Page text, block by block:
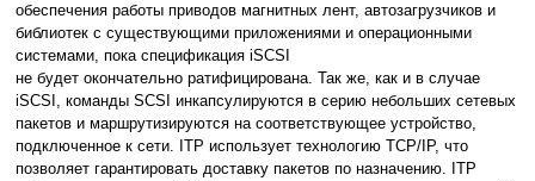
обеспечения работы приводов магнитных лент, автозагрузчиков и
библиотек с существующими приложениями и операционными
системами, пока спецификация iSCSI
не будет окончательно ратифицирована. Так же, как и в случае
iSCSI, команды SCSI инкапсулируются в серию небольших сетевых
пакетов и маршрутизируются на соответствующее устройство,
подключенное к сети. ITP использует технологию TCP/IP, что
позволяет гарантировать доставку пакетов по назначению. ITP